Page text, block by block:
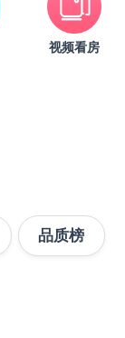
视频看房
品质榜